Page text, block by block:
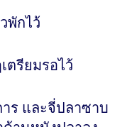
พักไว้
ตรียมรอไว้
ร และจี่ปลาซาบ